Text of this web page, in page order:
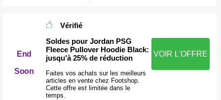
End
Soon
Vérifié
Soldes pour Jordan PSG
Fleece Pullover Hoodie Black:
jusqu'à 25% de réduction
Faites vos achats sur les meilleurs
articles en vente chez Footshop.
Cette offre est limitée dans le
temps.
VOIR L'OFFRE